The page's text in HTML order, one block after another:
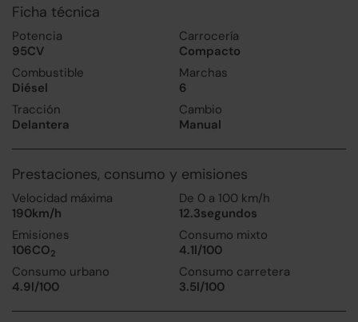
Ficha técnica
Potencia
95CV
Carrocería
Compacto
Combustible
Diésel
Marchas
6
Tracción
Delantera
Cambio
Manual
Prestaciones, consumo y emisiones
Velocidad máxima
190km/h
De 0 a 100 km/h
12.3segundos
Emisiones
106CO2
Consumo mixto
4.1l/100
Consumo urbano
4.9l/100
Consumo carretera
3.5l/100